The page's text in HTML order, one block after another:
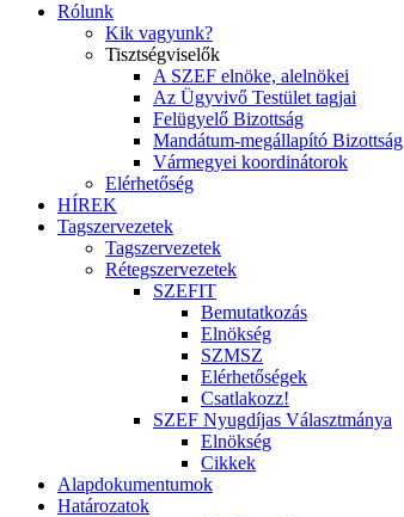
Rólunk
Kik vagyunk?
Tisztségviselők
A SZEF elnöke, alelnökei
Az Ügyvivő Testület tagjai
Felügyelő Bizottság
Mandátum-megállapító Bizottság
Vármegyei koordinátorok
Elérhetőség
HÍREK
Tagszervezetek
Tagszervezetek
Rétegszervezetek
SZEFIT
Bemutatkozás
Elnökség
SZMSZ
Elérhetőségek
Csatlakozz!
SZEF Nyugdíjas Választmánya
Elnökség
Cikkek
Alapdokumentumok
Határozatok